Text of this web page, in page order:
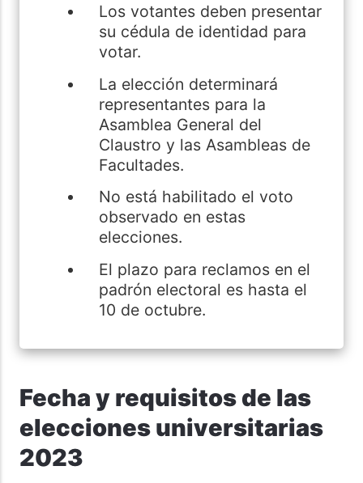
Los votantes deben presentar
su cédula de identidad para
votar.
La elección determinará
representantes para la
Asamblea General del
Claustro y las Asambleas de
Facultades.
No está habilitado el voto
observado en estas
elecciones.
El plazo para reclamos en el
padrón electoral es hasta el
10 de octubre.
Fecha y requisitos de las
elecciones universitarias
2023